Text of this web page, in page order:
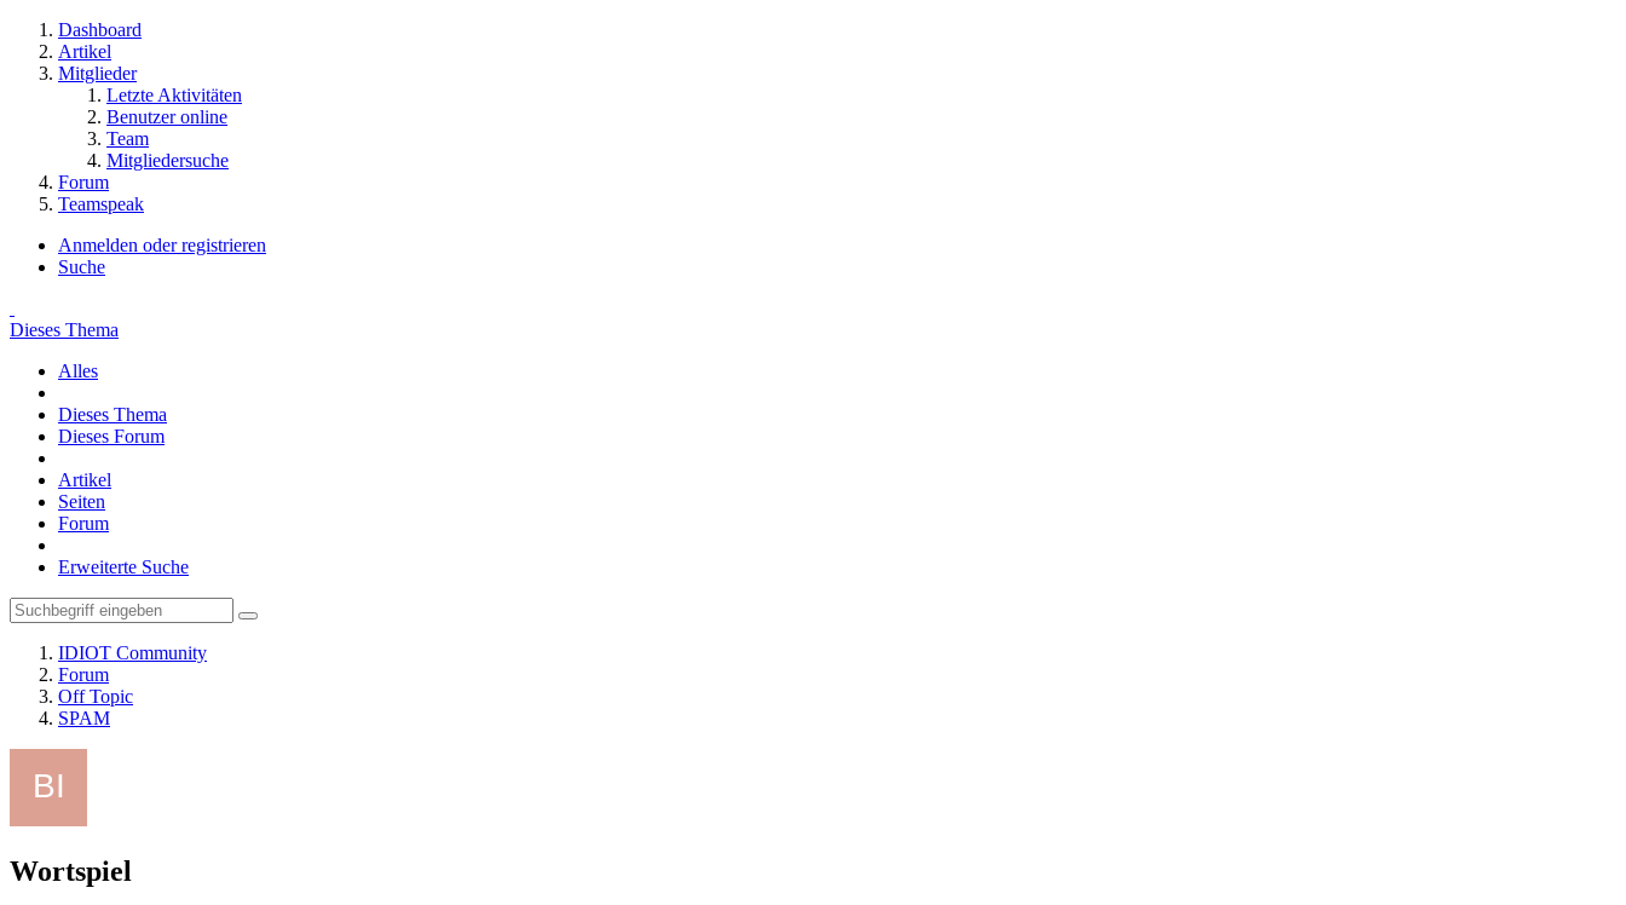
Dashboard
Artikel
Mitglieder
Letzte Aktivitäten
Benutzer online
Team
Mitgliedersuche
Forum
Teamspeak
Anmelden oder registrieren
Suche
Dieses Thema
Alles
Dieses Thema
Dieses Forum
Artikel
Seiten
Forum
Erweiterte Suche
IDIOT Community
Forum
Off Topic
SPAM
Wortspiel